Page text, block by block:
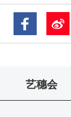
艺穗会